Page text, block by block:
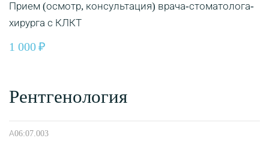
Прием (осмотр, консультация) врача-стоматолога-
хирурга с КЛКТ
1 000
Рентгенология
А06:07.003